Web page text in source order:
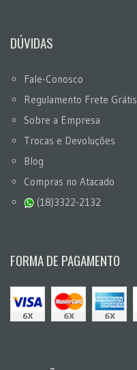
DÚVIDAS
Fale-Conosco
Regulamento Frete Grátis
Sobre a Empresa
Trocas e Devoluções
Blog
Compras no Atacado
(18)3322-2132
FORMA DE PAGAMENTO